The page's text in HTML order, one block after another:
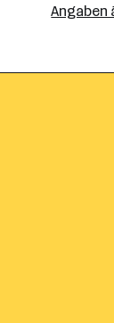
Angaben